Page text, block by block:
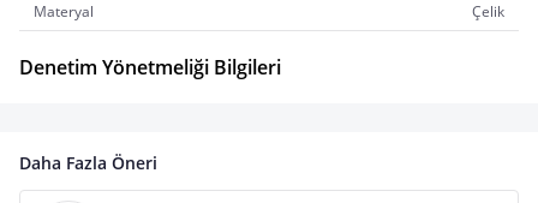
Materyal
Çelik
Denetim Yönetmeliği Bilgileri
Daha Fazla Öneri